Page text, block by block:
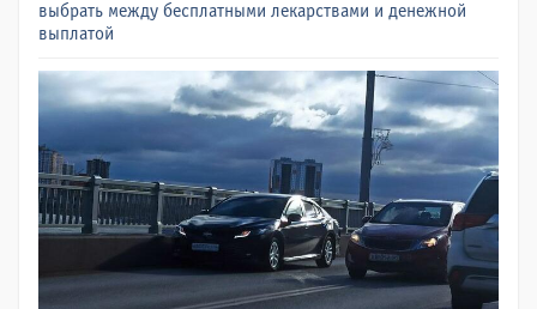
выбрать между бесплатными лекарствами и денежной
выплатой